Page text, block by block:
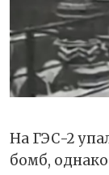
На ГЭС-2
бомб,